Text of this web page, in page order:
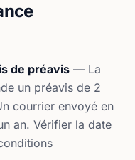
de préavis — La
un préavis de 2
courrier envoyé en
an. Vérifier la date